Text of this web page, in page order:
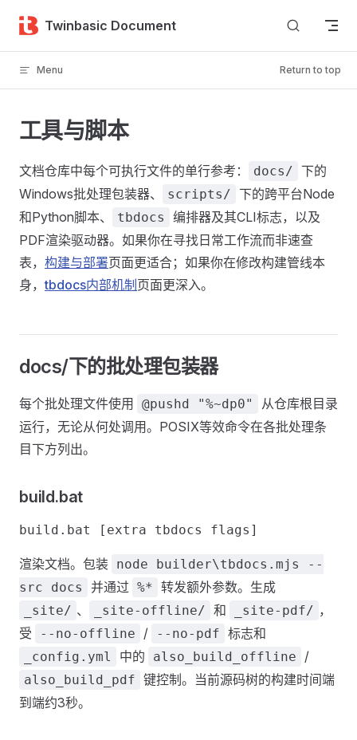
Skip to content
Twinbasic Document
Menu Return to top
工具与脚本
文档仓库中每个可执行文件的单行参考： docs/ 下的
Windows批处理包装器、
scripts/ 下的跨平台Node
和Python脚本、
tbdocs
编排器及其CLI标志，以及
PDF渲染驱动器。如果你在寻找日常工作流而非速查
表， 构建与部署页面更适合；如果你在修改构建管线本
身，tbdocs内部机制 页面更深入。
docs/下的批处理包装器
每个批处理文件使用 @pushd "%~dp0"
从仓库根目录
运行，无论从何处调用。POSIX等效命令在各批处理条
目下方列出。
build.bat
渲染文档。包装 node builder\tbdocs.mjs --
src docs
并通过 %* 转发额外参数。生成
_site/ 、 _site-offline/ 和 _site-pdf/ ，
受
--no-offline / --no-pdf 标志和
_config.yml 中的 also_build_offline /
also_build_pdf 键控制。当前源码树的构建时间端
到端约3秒。